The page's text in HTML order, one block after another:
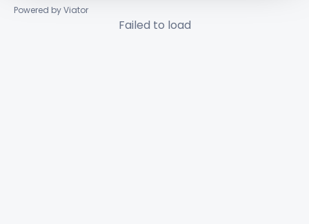
Powered by Viator
Failed to load